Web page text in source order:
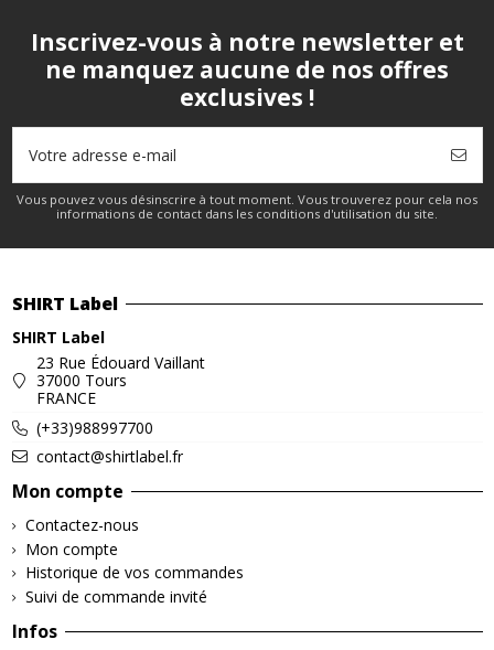
Inscrivez-vous à notre newsletter et
ne manquez aucune de nos offres
exclusives !
Vous pouvez vous désinscrire à tout moment. Vous trouverez pour cela nos
informations de contact dans les conditions d'utilisation du site.
SHIRT Label
SHIRT Label
23 Rue Édouard Vaillant
37000 Tours
FRANCE
(+33)988997700
contact@shirtlabel.fr
Mon compte
Contactez-nous
Mon compte
Historique de vos commandes
Suivi de commande invité
Infos